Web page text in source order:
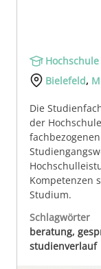
Bielefeld,
Die
der
Kompetenzen
Studium.
Schlagwörter
beratung,
studienverlauf